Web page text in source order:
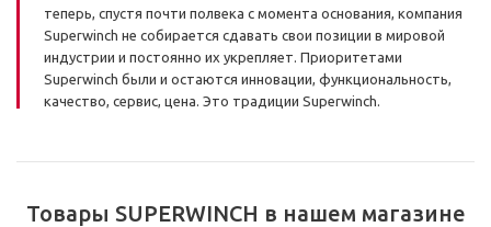
теперь, спустя почти полвека с момента основания, компания
Superwinch не собирается сдавать свои позиции в мировой
индустрии и постоянно их укрепляет. Приоритетами
Superwinch были и остаются инновации, функциональность,
качество, сервис, цена. Это традиции Superwinch.
Товары SUPERWINCH в нашем магазине